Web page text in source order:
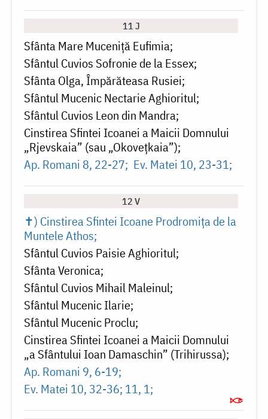
11 J
Sfânta Mare Muceniță Eufimia
Sfântul Cuvios Sofronie de la Essex
Sfânta Olga, Împărăteasa Rusiei
Sfântul Mucenic Nectarie Aghioritul
Sfântul Cuvios Leon din Mandra
Cinstirea Sfintei Icoanei a Maicii Domnului
„Rjevskaia” (sau „Okovețkaia”)
Ap. Romani 8, 22-27 Ev. Matei 10, 23-31
12 V
✝) Cinstirea Sfintei Icoane Prodromița de la
Muntele Athos
Sfântul Cuvios Paisie Aghioritul
Sfânta Veronica
Sfântul Cuvios Mihail Maleinul
Sfântul Mucenic Ilarie
Sfântul Mucenic Proclu
Cinstirea Sfintei Icoanei a Maicii Domnului
„a Sfântului Ioan Damaschin” (Trihirussa)
Ap. Romani 9, 6-19
Ev. Matei 10, 32-36; 11, 1